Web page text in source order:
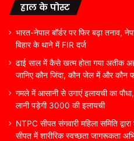
हाल के पोस्ट
भारत-नेपाल बॉर्डर पर फिर बढ़ा तनाव,
बिहार के थाने में FIR दर्ज
ढाई साल में कैसे खत्म होता गया
जानिए कौन जिंदा, कौन जेल में और कौन
गमले में आसानी से उगाएं इलायची का
लानी पड़ेगी 3000 की इलायची
NTPC सीपत संगवारी महिला समिति
सीपत में शारीरिक स्वच्छता जागरूकता